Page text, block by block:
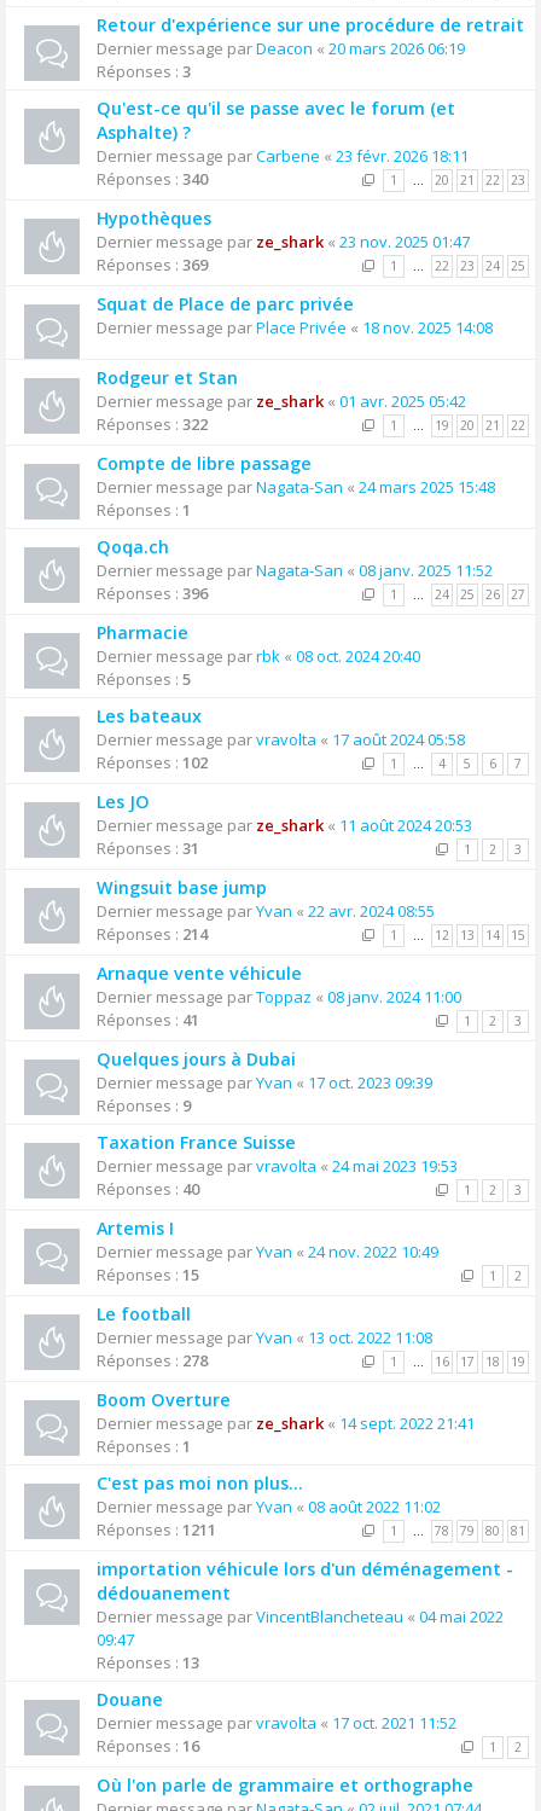
Retour d'expérience sur une procédure de retrait
Dernier message parDeacon « 20 mars 2026 06:19
Réponses : 3
Qu'est-ce qu'il se passe avec le forum (et
Asphalte) ?
Dernier message parCarbene « 23 févr. 2026 18:11
Réponses : 340 1 … 20 21 22 23
Hypothèques
Dernier message par ze_shark« 23 nov. 2025 01:47
Réponses : 369 1 … 22 23 24 25
Squat de Place de parc privée
Dernier message parPlace Privée « 18 nov. 2025 14:08
Rodgeur et Stan
Dernier message par ze_shark« 01 avr. 2025 05:42
Réponses : 322 1 … 19 20 21 22
Compte de libre passage
Dernier message parNagata-San « 24 mars 2025 15:48
Réponses : 1
Qoqa.ch
Dernier message parNagata-San « 08 janv. 2025 11:52
Réponses : 396 1 … 24 25 26 27
Pharmacie
Dernier message parrbk « 08 oct. 2024 20:40
Réponses : 5
Les bateaux
Dernier message parvravolta « 17 août 2024 05:58
Réponses : 102 1 … 4 5 6 7
Les JO
Dernier message par ze_shark« 11 août 2024 20:53
Réponses : 31 1 2 3
Wingsuit base jump
Dernier message parYvan « 22 avr. 2024 08:55
Réponses : 214 1 … 12 13 14 15
Arnaque vente véhicule
Dernier message parToppaz « 08 janv. 2024 11:00
Réponses : 41 1 2 3
Quelques jours à Dubai
Dernier message parYvan « 17 oct. 2023 09:39
Réponses : 9
Taxation France Suisse
Dernier message parvravolta « 24 mai 2023 19:53
Réponses : 40 1 2 3
Artemis I
Dernier message parYvan « 24 nov. 2022 10:49
Réponses : 15 1 2
Le football
Dernier message parYvan « 13 oct. 2022 11:08
Réponses : 278 1 … 16 17 18 19
Boom Overture
Dernier message par ze_shark« 14 sept. 2022 21:41
Réponses : 1
C'est pas moi non plus...
Dernier message parYvan « 08 août 2022 11:02
Réponses : 1211 1 … 78 79 80 81
importation véhicule lors d'un déménagement -
dédouanement
Dernier message parVincentBlancheteau « 04 mai 2022
09:47
Réponses : 13
Douane
Dernier message parvravolta « 17 oct. 2021 11:52
Réponses : 16 1 2
Où l'on parle de grammaire et orthographe